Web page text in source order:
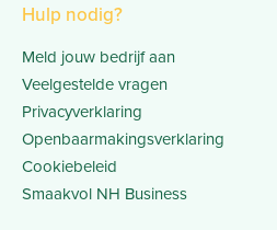
Hulp nodig?
Meld jouw bedrijf aan
Veelgestelde vragen
Privacyverklaring
Openbaarmakingsverklaring
Cookiebeleid
Smaakvol NH Business